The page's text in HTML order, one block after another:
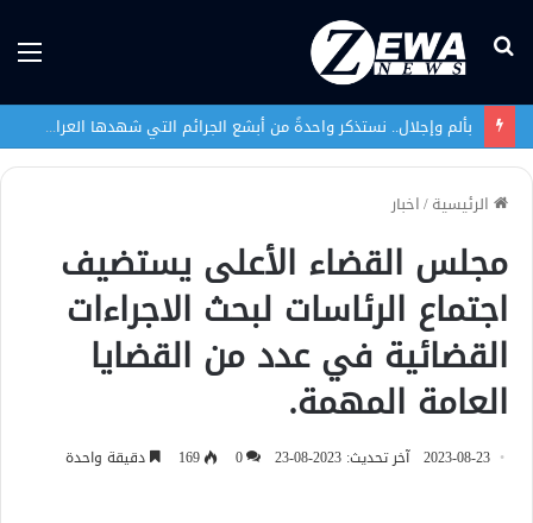
بحث
بألم وإجلال.. نستذكر واحدةً من أبشع الجرائم التي شهدها العراق في تاريخه الحديث
الرئيسية/اخبار
مجلس القضاء الأعلى يستضيف
اجتماع الرئاسات لبحث الاجراءات
القضائية في عدد من القضايا
العامة المهمة.
2023-08-23 آخر تحديث: 2023-08-23 0
169 دقيقة واحدة